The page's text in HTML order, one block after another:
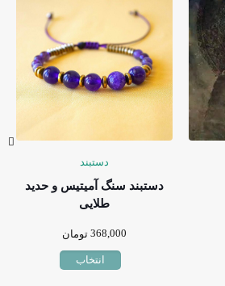
دستبند
دستبند سنگ آمیتیس و حدید
طلایی
368,000 تومان
انتخاب